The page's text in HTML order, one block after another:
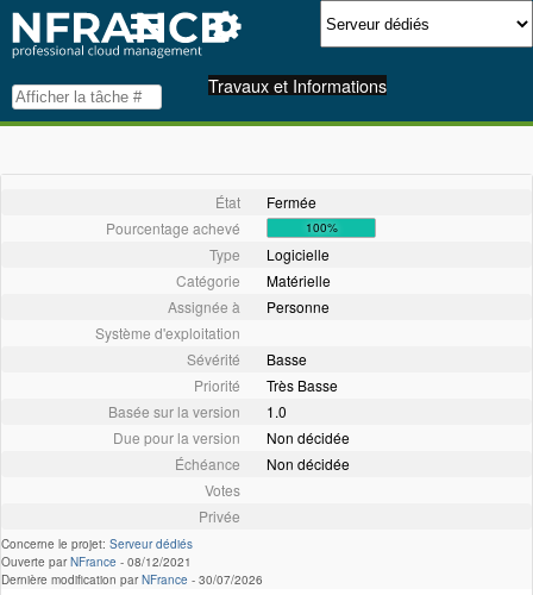
Travaux et Informations
État
Fermée
Pourcentage achevé
100%
Type
Logicielle
Catégorie
Matérielle
Assignée à
Personne
Système d'exploitation
Sévérité
Basse
Priorité
Très Basse
Basée sur la version
1.0
Due pour la version
Non décidée
Échéance
Non décidée
Votes
Privée
Concerne le projet: Serveur dédiés
Ouverte parNFrance - 08/12/2021
Dernière modification parNFrance - 30/07/2026